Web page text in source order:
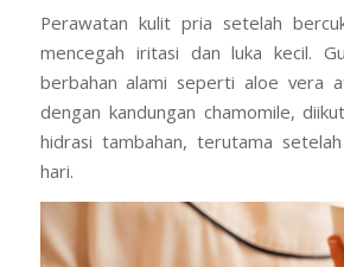
Perawatan kulit pria setelah
mencegah iritasi dan luka kecil.
berbahan alami seperti aloe vera
dengan kandungan chamomile,
hidrasi tambahan, terutama
hari.